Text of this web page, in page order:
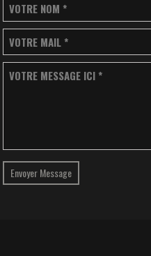
VOTRE NOM *
VOTRE MAIL *
VOTRE MESSAGE ICI *
Envoyer Message